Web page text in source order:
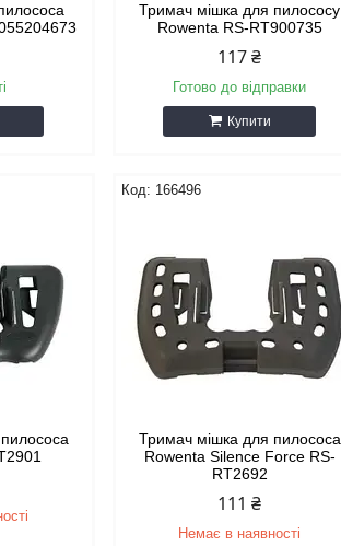
Тримач мішка для пилососу
Rowenta RS-RT900735
117 ₴
Готово до відправки
Купити
166496
Тримач мішка для пилососа
Rowenta Silence Force RS-
RT2692
111 ₴
Немає в наявності